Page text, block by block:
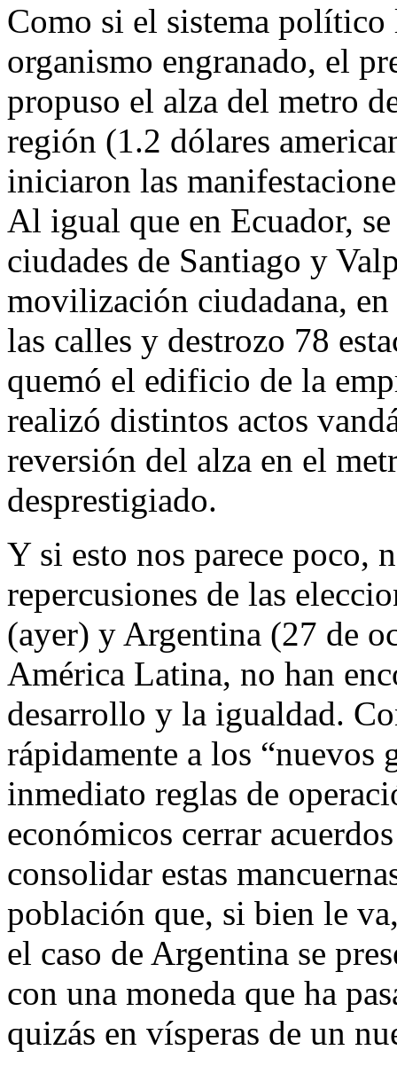
Como si el sistema
organismo engranado, el
propuso el alza del metro
región (1.2 dólares
iniciaron las
Al igual que en Ecuador,
ciudades de Santiago y
movilización ciudadana,
las calles y destrozo 78
quemó el edificio de la
realizó distintos actos
reversión del alza en el
desprestigiado.
Y si esto nos parece poco,
repercusiones de las
(ayer) y Argentina (27 de
América Latina, no han
desarrollo y la igualdad.
rápidamente a los “nuevos
inmediato reglas de
económicos cerrar
consolidar estas
población que, si bien le
el caso de Argentina se
con una moneda que ha
quizás en vísperas de un